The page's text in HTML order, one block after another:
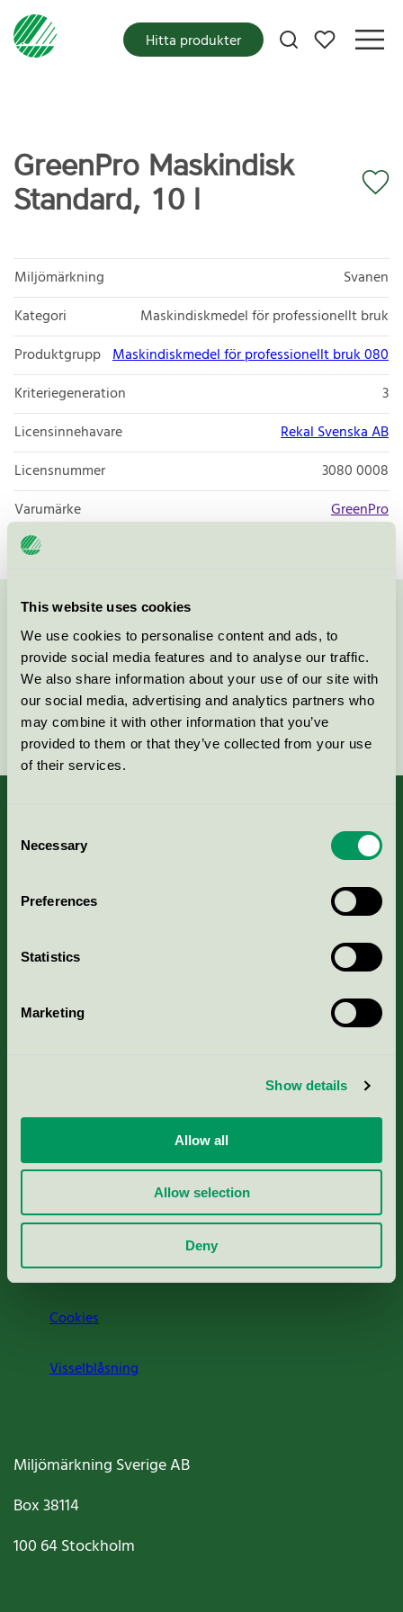
This website uses cookies
We use cookies to personalise content and ads, to
provide social media features and to analyse our traffic.
We also share information about your use of our site with
our social media, advertising and analytics partners who
may combine it with other information that you’ve
provided to them or that they’ve collected from your use
of their services.
Selection
Necessary
Preferences
Statistics
Marketing
Show details
Allow all
Allow selection
Deny
Mina favoriter
Hitta produkter
GreenPro Maskindisk
Standard, 10 l
Miljömärkning
Svanen
Kategori
Maskindiskmedel för professionellt bruk
Produktgrupp Maskindiskmedel för professionellt bruk 080
Kriteriegeneration
3
Licensinnehavare
Rekal Svenska AB
Licensnummer
3080 0008
Varumärke
GreenPro
Kontakta oss på08-55 55 24 00eller via formuläret:
Fortsätt
Nordic Ecolabelling Portal
Portal för massa, papper & tryckerier
Rapporter & undersökningar
Press
Om oss
Jobba hos oss
Cookies
Visselblåsning
Miljömärkning Sverige AB
Box38114
100 64Stockholm